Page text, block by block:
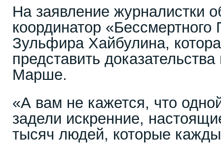
На заявление журналистки
координатор
Зульфира Хайбулина,
представить
Марше.
«А вам не кажется, что
задели искренние,
тысяч людей, которые